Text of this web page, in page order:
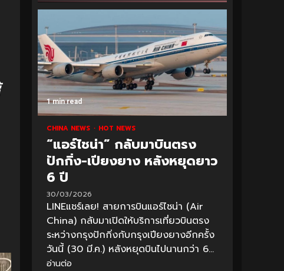
1 min read
CHINA NEWS HOT NEWS
“แอร์ไชน่า” กลับมาบินตรง
ปักกิ่ง-เปียงยาง หลังหยุดยาว
6 ปี
30/03/2026
LINEแชร์เลย! สายการบินแอร์ไชน่า (Air
China) กลับมาเปิดให้บริการเที่ยวบินตรง
ระหว่างกรุงปักกิ่งกับกรุงเปียงยางอีกครั้ง
วันนี้ (30 มี.ค.) หลังหยุดบินไปนานกว่า 6...
อ่านต่อ